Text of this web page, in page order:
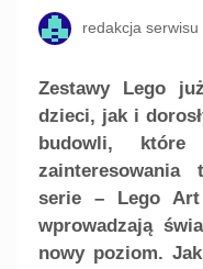
redakcja serwisu
Zestawy Lego
dzieci, jak i
budowli, które
zainteresowania
serie – Lego
wprowadzają
nowy poziom.